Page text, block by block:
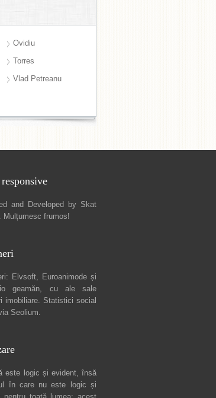
Ovidiu
Torres
Vlad Petreanu
and Developed by Skat
. Mulțumesc frumos!
Elvsoft, Euroanimode și
geamăn, cu ale sale
imobiliare. Statistici social
Seolium.
este logic și evident, însă
în care nu este logic și